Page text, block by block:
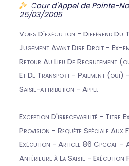
Cour d'Appel de Pointe-
25/03/2005
Voies D'exécution - Différend
Jugement Avant Dire Droit - Ex-
Retour Au Lieu De Recrutement
Et De Transport - Paiement (oui)
Saisie-attribution - Appel
Exception D'irrecevabilité - Titre
Provision - Requête Spéciale Aux
Exécution - Article 86 Cpccaf -
Antérieure à La Saisie - Exécution